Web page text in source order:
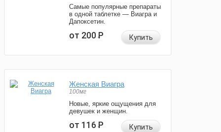
Самые популярные препараты
в одной таблетке — Виагра и
Дапоксетин.
от 200Р Купить
Женская Виагра
100мг
Новые, яркие ощущения для
девушек и женщин.
от 116Р Купить